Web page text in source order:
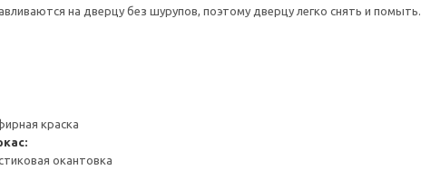
на дверцу без шурупов, поэтому дверцу легко снять и помыть.
краска
окантовка